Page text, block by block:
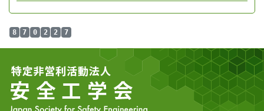
8 7 0 2 2 7